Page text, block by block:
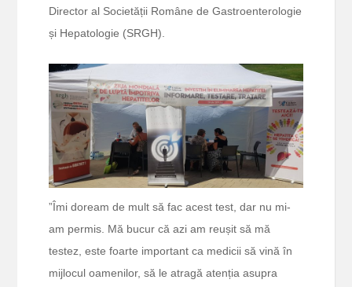
Director al Societății Române de Gastroenterologie
și Hepatologie (SRGH).
”Îmi doream de mult să fac acest test, dar nu mi-
am permis. Mă bucur că azi am reușit să mă
testez, este foarte important ca medicii să vină în
mijlocul oamenilor, să le atragă atenția asupra